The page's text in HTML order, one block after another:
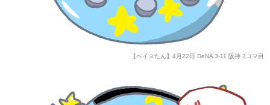
【ベイスたん】4月22日 DeNA 3-11 阪神 3コマ目